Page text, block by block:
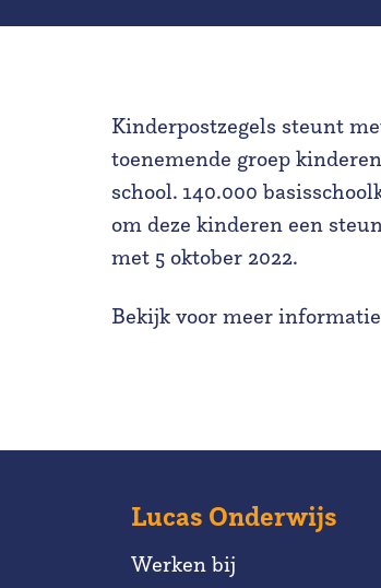
Kinderpostzegels steunt
toenemende groep
school. 140.000
om deze kinderen een
met 5 oktober 2022.
Bekijk voor meer
Lucas Onderwijs
Werken bij